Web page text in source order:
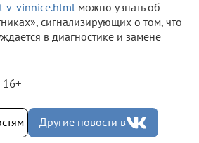
v-vinnice.html можно узнать об
сигнализирующих о том, что
в диагностике и замене
Другие новости в